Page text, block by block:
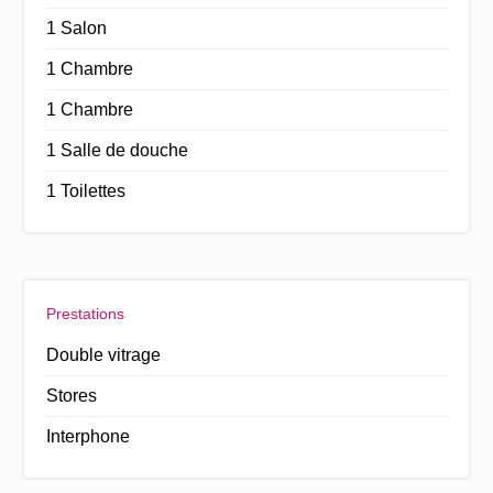
1 Salon
1 Chambre
1 Chambre
1 Salle de douche
1 Toilettes
Prestations
Double vitrage
Stores
Interphone